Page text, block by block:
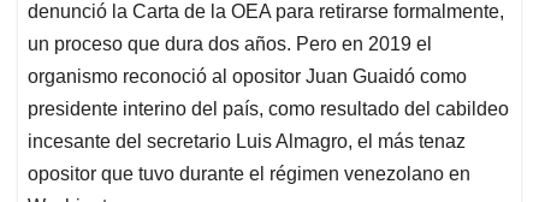
denunció la Carta de la OEA para retirarse formalmente,
un proceso que dura dos años. Pero en 2019 el
organismo reconoció al opositor Juan Guaidó como
presidente interino del país, como resultado del cabildeo
incesante del secretario Luis Almagro, el más tenaz
opositor que tuvo durante el régimen venezolano en